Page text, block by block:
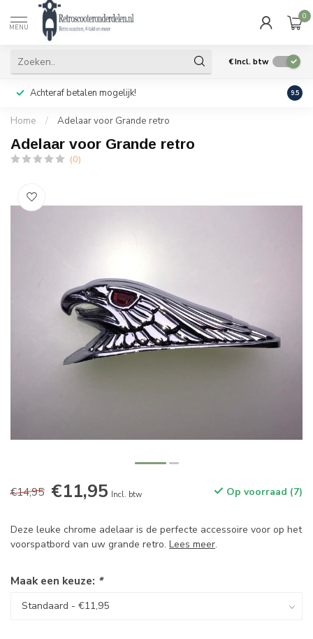
MENU
0
€Incl. btw
Achteraf betalen mogelijk! Geen
9.5
Home / Adelaar voor Grande retro
Adelaar voor Grande retro
(0)
€14,95 €11,95 Incl. btw Op voorraad (7)
Deze leuke chrome adelaar is de perfecte accessoire voor op het
voorspatbord van uw grande retro. Lees meer.
Maak een keuze: *